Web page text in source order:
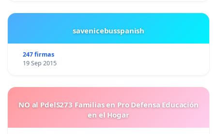
savenicebusspanish
247 firmas
19 Sep 2015
NO al PdelS273 Familias en Pro Defensa Educación
en el Hogar